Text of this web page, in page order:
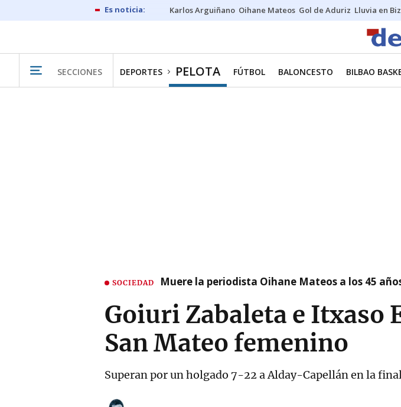
Karlos Arguiñano Oihane Mateos Gol de Aduriz Lluvia en
SECCIONES DEPORTES PELOTA FÚTBOL BALONCESTO BILBAO
SOCIEDAD Muere la periodista Oihane Mateos a los 45
Goiuri Zabaleta e Itxaso
San Mateo femenino
Superan por un holgado 7-22 a Alday-Capellán en la